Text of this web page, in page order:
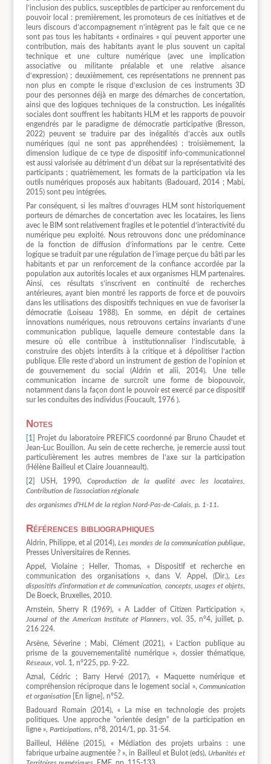
l’inclusion des publics, susceptibles de participer au renforcement du
pouvoir local : premièrement, les promoteurs de ces initiatives et de
leurs discours d’accompagnement n’intègrent pas le fait que ce ne
sont pas tous les habitants « ordinaires » qui peuvent apporter une
contribution, mais des habitants ayant le plus souvent un capital
technique et une culture numérique (avec une implication
associative ou militante préalable et une relative aisance
d’expression) ; deuxièmement, ces représentations ne prennent pas
non plus en compte le risque d’exclusion de ces instruments 3D
pour des personnes déjà en marge des démarches de concertation,
ainsi que des logiques techniques de la construction. Les inégalités
sociales dont souffrent les habitants HLM et les rapports de pouvoir
engendrés par le paradigme de démocratie participative (Bresson,
2022) peuvent se traduire par des inégalités d’accès aux outils
numériques (qui ne sont pas appréhendées) ; troisièmement, la
dimension ludique de ce type de dispositif info-communicationnel
est aussi valorisée au détriment d’un débat sur la représentativité des
participants ; quatrièmement, les formats de la participation via les
outils numériques proposés aux habitants (Badouard, 2014 ; Mabi,
2015) sont peu intégrées.
Par conséquent, si les maîtres d’ouvrages HLM sont historiquement
porteurs de démarches de concertation avec les locataires, les liens
avec le BIM sont relativement fragiles et le potentiel d’interactivité du
numérique peu exploité. Nous retrouvons donc une prédominance
de la fonction de diffusion d’informations par le centre. Cette
logique se traduit par une régulation de l’image perçue du bâti par les
habitants et par un renforcement de la confiance accordée par la
population aux autorités locales et aux organismes HLM partenaires.
Ainsi, ces résultats s’inscrivent en continuité de recherches
antérieures, ayant bien montré les rapports de force et de pouvoirs
dans les utilisations des dispositifs techniques en vue de favoriser la
démocratie (Loiseau 1988). En somme, en dépit de certaines
innovations numériques, nous retrouvons certains invariants d’une
communication publique, laquelle demeure contestable dans la
mesure où elle contribue à institutionnaliser l’indiscutable, à
construire des objets interdits à la critique et à dépolitiser l’action
publique. Elle reste d’abord un instrument de gestion de l’opinion et
de gouvernement du social (Aldrin et alii, 2014). Une telle
communication incarne de surcroît une forme de biopouvoir,
notamment dans la façon dont le pouvoir est exercé par ce dispositif
sur les conduites des individus (Foucault, 1976 ).
Notes
[1]
Projet du laboratoire PREFICS coordonné par Bruno Chaudet et
Jean-Luc Bouillon. Au sein de cette recherche, je remercie aussi tout
particulièrement les autres membres de l’axe sur la participation
(Hélène Bailleul et Claire Jouanneault).
[2]
USH, 1990, Coproduction de la qualité avec les locataires,
Contribution de l’association régionale
des organismes d’HLM de la région Nord-Pas-de-Calais, p. 1-11.
Références bibliographiques
Aldrin, Philippe, et al (2014), Les mondes de la communication publique,
Presses Universitaires de Rennes.
Appel, Violaine ; Heller, Thomas, « Dispositif et recherche en
communication des organisations », dans V. Appel, (Dir.),Les
dispositifs d’information et de communication, concepts, usages et objets,
De Boeck, Bruxelles, 2010.
Arnstein, Sherry R (1969), « A Ladder of Citizen Participation »,
Journal of the American Institute of Planners, vol. 35, n°4, juillet, p.
216 224.
Arsène, Séverine ; Mabi, Clément (2021), « L’action publique au
prisme de la gouvernementalité numérique », dossier thématique,
Réseaux, vol. 1, n°225, pp. 9-22.
Aznal, Cédric ; Barry Hervé (2017), « Maquette numérique et
compréhension réciproque dans le logement social »,Communication
et organisation[En ligne], n°52.
Badouard Romain (2014), « La mise en technologie des projets
politiques. Une approche “orientée design” de la participation en
ligne », Participations, n°8, 2014/1, pp. 31-54.
Bailleul, Hélène (2015), « Médiation des projets urbains : une
fabrique urbaine augmentée ? », in Bailleul et Bulot (eds), Urbanités et